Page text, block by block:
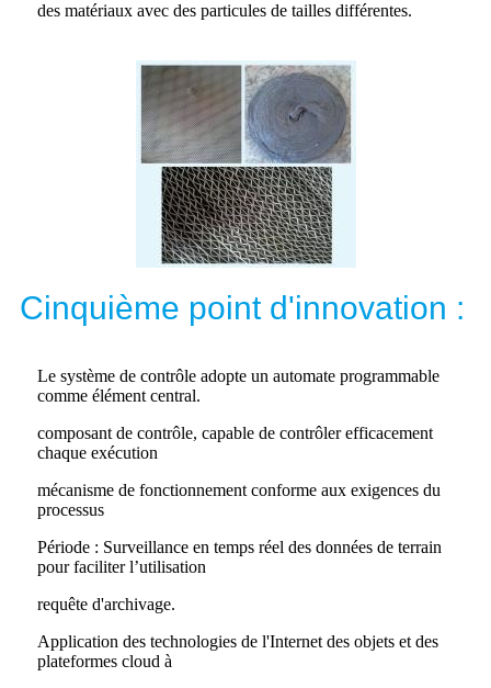
des matériaux avec des particules de tailles différentes.
Cinquième point d'innovation :
Le système de contrôle adopte un automate programmable
comme élément central.
composant de contrôle, capable de contrôler efficacement
chaque exécution
mécanisme de fonctionnement conforme aux exigences du
processus
Période : Surveillance en temps réel des données de terrain
pour faciliter l’utilisation
requête d'archivage.
Application des technologies de l'Internet des objets et des
plateformes cloud à